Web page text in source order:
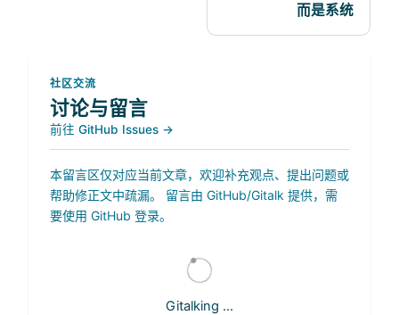
而是系统
社区交流
讨论与留言
前往 GitHub Issues →
本留言区仅对应当前文章，欢迎补充观点、提出问题或
帮助修正文中疏漏。 留言由 GitHub/Gitalk 提供，需
要使用 GitHub 登录。
Gitalking ...